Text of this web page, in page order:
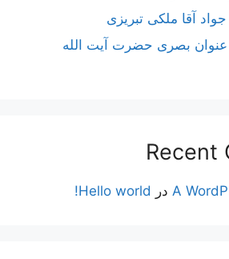
آقا ملکی تبریزی
بصری حضرت آیت الله
Recent
A در Hello world!